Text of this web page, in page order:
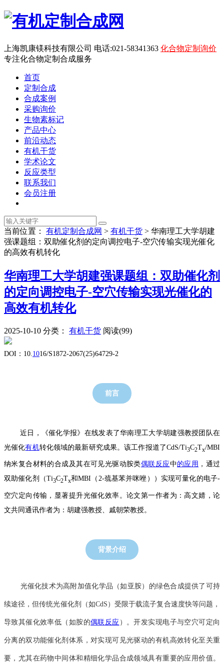
上海凯康镁科技有限公司 电话:021-58341363 化合物定制询价
专注化合物定制合成服务
首页
定制合成
合成案例
采购询价
生物素标记
产品中心
前沿动态
有机干货
学术论文
反应类型
联系我们
会员注册
当前位置： 有机定制合成网 > 有机干货 > 华南理工大学胡建
强课题组：双助催化剂的定向调控电子-空穴传输实现光催化
的高效有机转化
华南理工大学胡建强课题组：双助催化剂
的定向调控电子-空穴传输实现光催化的
高效有机转化
2025-10-10 分类： 有机干货 阅读(99)
DOI ： 10. 1016/S1872-2067(25)64729-2
前言
近日，《催化学报》在线发表了华南理工大学胡建强教授团队在
光催化有机转化领域的最新研究成果。该工作报道了CdS/Ti3C2Tx/MBI
纳米复合材料的合成及其在可见光驱动胺类偶联反应中的应用 ，通过
双助催化剂
（Ti3C2Tx和MBI （ 2-巯基苯并咪唑））实现可量化的电子-
空穴定向传输，显著提升光催化效率。论文第一作者为：高文婧，论
文共同通讯作者为：胡建强教授、戚朝荣教授。
背景介绍
光催化技术为高附加值化学品（如亚胺）的绿色合成提供了可持
续途径，但传统光催化剂（如CdS ）受限于载流子复合速度快等问题，
导致其催化效率低（如胺的偶联 反应 ）。开发实现电子与空穴可定向
分离的双功能催化剂体系，对实现可见光驱动的有机高效转化至关重
要，尤其在药物中间体和精细化学品合成领域具有重要的应用价值。